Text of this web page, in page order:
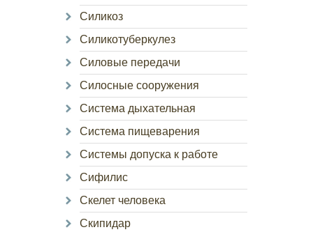
Силикоз
Силикотуберкулез
Силовые передачи
Силосные сооружения
Система дыхательная
Система пищеварения
Системы допуска к работе
Сифилис
Скелет человека
Скипидар